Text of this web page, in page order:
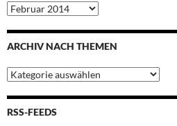
Archiv
nach
Monaten
ARCHIV NACH THEMEN
Archiv
nach
Themen
RSS-FEEDS